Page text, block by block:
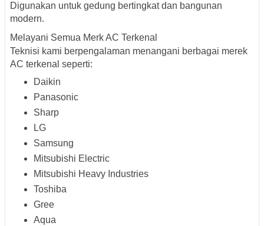
Digunakan untuk gedung bertingkat dan bangunan
modern.
Melayani Semua Merk AC Terkenal
Teknisi kami berpengalaman menangani berbagai merek
AC terkenal seperti:
Daikin
Panasonic
Sharp
LG
Samsung
Mitsubishi Electric
Mitsubishi Heavy Industries
Toshiba
Gree
Aqua